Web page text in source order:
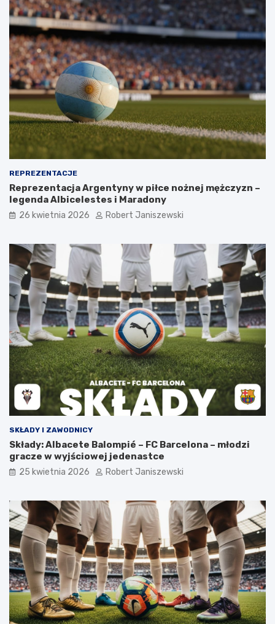
REPREZENTACJE
Reprezentacja Argentyny w piłce nożnej mężczyzn –
legenda Albicelestes i Maradony
26 kwietnia 2026 Robert Janiszewski
SKŁADY I ZAWODNICY
Składy: Albacete Balompié – FC Barcelona – młodzi
gracze w wyjściowej jedenastce
25 kwietnia 2026 Robert Janiszewski